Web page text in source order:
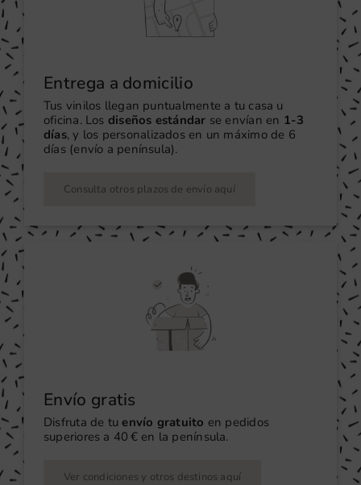
Entrega a domicilio
Tus vinilos llegan puntualmente a tu casa u
oficina. Los diseños estándar se envían en 1-3
días, y los personalizados en un máximo de 6
días (envío a península).
Consulta otros plazos de envío aquí
Envío gratis
Disfruta de tu envío gratuito en pedidos
superiores a 40 € en la península.
Ver condiciones y otros destinos aquí